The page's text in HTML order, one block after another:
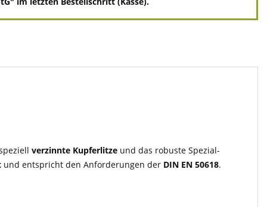
verzinnte Kupferlitze und das robuste Spezial-
und entspricht den Anforderungen der DIN EN 50618.